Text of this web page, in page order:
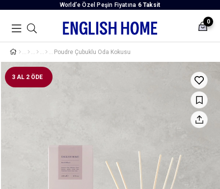
World’e Özel Peşin Fiyatına 6 Taksit
0
Poudre Çubuklu Oda Kokusu
3 AL 2 ÖDE